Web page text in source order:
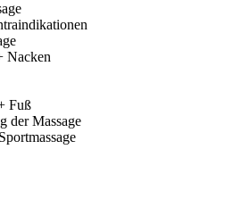
Nacken
Fuß
der Massage